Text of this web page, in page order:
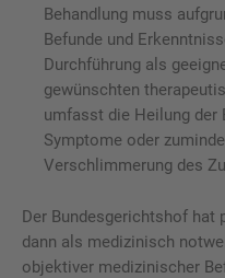
Behandlung muss
Befunde und
Durchführung als
gewünschten
umfasst die Heilung der
Symptome oder
Verschlimmerung des
Der Bundesgerichtshof hat
dann als medizinisch
objektiver medizinischer